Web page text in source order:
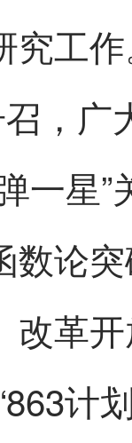
究工
召，
一星
数论
改革
计